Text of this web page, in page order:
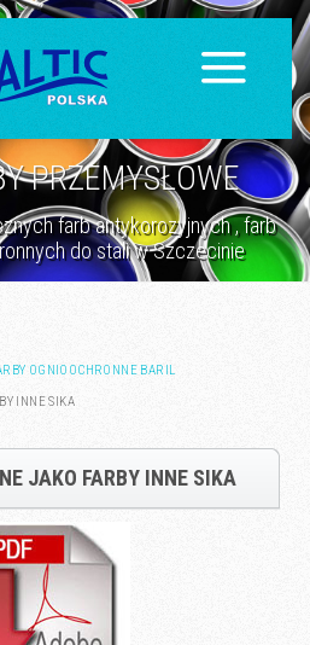
PRZEMYSŁOWE
farb antykorozyjnych , farb
do stali w Szczecinie
OGNIOOCHRONNE BARIL
INNE SIKA
JAKO FARBY INNE SIKA